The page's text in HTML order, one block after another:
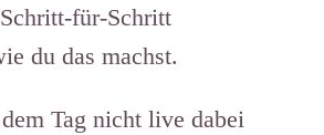
für-Schritt
du das machst.
Tag nicht live dabei